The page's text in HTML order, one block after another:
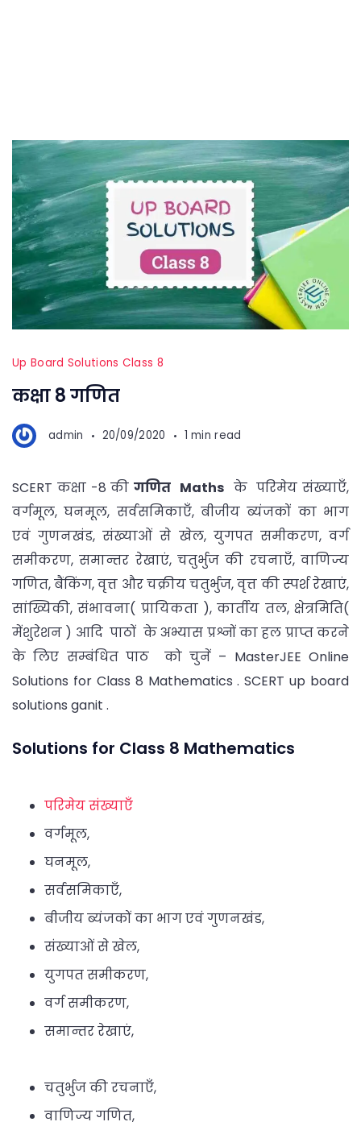
Up Board Solutions Class 8
कक्षा 8 गणित
admin 20/09/2020 1 min read
SCERT कक्षा -8 कीगणित Mathsके परिमेय संख्याएँ,
वर्गमूल, घनमूल, सर्वसमिकाएँ, बीजीय ब्यंजकों का भाग
एवं गुणनखंड, संख्याओं से खेल, युगपत समीकरण, वर्ग
समीकरण, समान्तर रेखाएं, चतुर्भुज की रचनाएँ, वाणिज्य
गणित, बैंकिंग, वृत्त और चक्रीय चतुर्भुज, वृत्त की स्पर्श रेखाएं,
सांख्यिकी, संभावना( प्रायिकता ), कार्तीय तल, क्षेत्रमिति(
मेंशुरेशन ) आदि पाठों के अभ्यास प्रश्नों का हल प्राप्त करने
के लिए सम्बंधित पाठ को चुनें – MasterJEE Online
Solutions for Class 8 Mathematics . SCERT up board
solutions ganit .
Solutions for Class 8 Mathematics
परिमेय संख्याएँ
वर्गमूल,
घनमूल,
सर्वसमिकाएँ,
बीजीय ब्यंजकों का भाग एवं गुणनखंड,
संख्याओं से खेल,
युगपत समीकरण,
वर्ग समीकरण,
समान्तर रेखाएं,
चतुर्भुज की रचनाएँ,
वाणिज्य गणित,